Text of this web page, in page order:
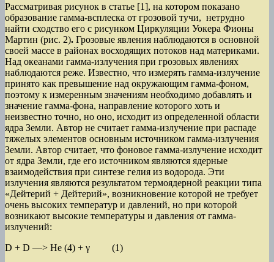
Рассматривая рисунок в статье [1], на котором показано
образование гамма-всплеска от грозовой тучи, нетрудно
найти сходство его с рисунком Циркуляции Уокера Фионы
Мартин (рис. 2). Грозовые явления наблюдаются в основной
своей массе в районах восходящих потоков над материками.
Над океанами гамма-излучения при грозовых явлениях
наблюдаются реже. Известно, что измерять гамма-излучение
принято как превышение над окружающим гамма-фоном,
поэтому к измеренным значениям необходимо добавлять и
значение гамма-фона, направление которого хоть и
неизвестно точно, но оно, исходит из определенной области
ядра Земли. Автор не считает гамма-излучение при распаде
тяжелых элементов основным источником гамма-излучения
Земли. Автор считает, что фоновое гамма-излучение исходит
от ядра Земли, где его источником являются ядерные
взаимодействия при синтезе гелия из водорода. Эти
излучения являются результатом термоядерной реакции типа
«Дейтерий + Дейтерий», возникновение которой не требует
очень высоких температур и давлений, но при которой
возникают высокие температуры и давления от гамма-
излучений:
D + D —> He (4) + γ (1)